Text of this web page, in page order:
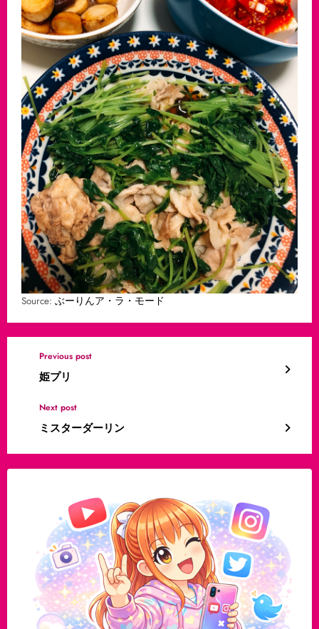
Source: ぶーりんア・ラ・モード
Previous post
姫プリ
Next post
ミスターダーリン